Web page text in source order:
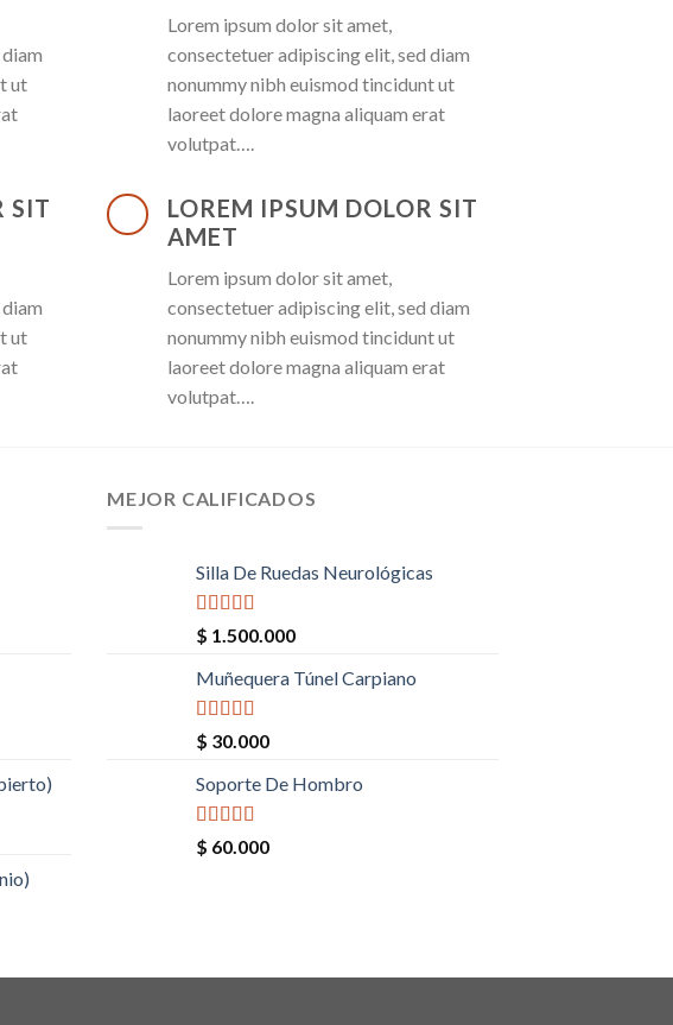
ut
Lorem ipsum dolor sit amet,
consectetuer adipiscing elit, sed diam
nonummy nibh euismod tincidunt ut
laoreet dolore magna aliquam erat
volutpat….
SIT
ut
LOREM IPSUM DOLOR SIT
AMET
Lorem ipsum dolor sit amet,
consectetuer adipiscing elit, sed diam
nonummy nibh euismod tincidunt ut
laoreet dolore magna aliquam erat
volutpat….
MEJOR CALIFICADOS
Silla De Ruedas Neurológicas
Valorado en
5.00
$ 1.500.000
Muñequera Túnel Carpiano
Valorado en
5.00
$ 30.000
Soporte De Hombro
Valorado en
5.00
$ 60.000